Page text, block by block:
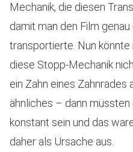
Mechanik, die diesen
damit man den Film
transportierte. Nun könnte
diese Stopp-Mechanik
ein Zahn eines
ähnliches – dann
konstant sein und das
daher als Ursache aus.